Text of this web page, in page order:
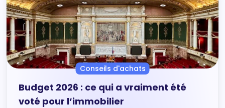
Conseils d'achats
Budget 2026 : ce qui a vraiment été
voté pour l’immobilier